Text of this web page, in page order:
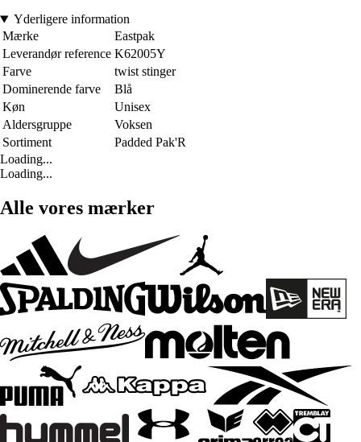
Yderligere information
Mærke
Eastpak
Leverandør reference K62005Y
Farve
twist stinger
Dominerende farve
Blå
Køn
Unisex
Aldersgruppe
Voksen
Sortiment
Padded Pak'R
Loading...
Loading...
Alle vores mærker